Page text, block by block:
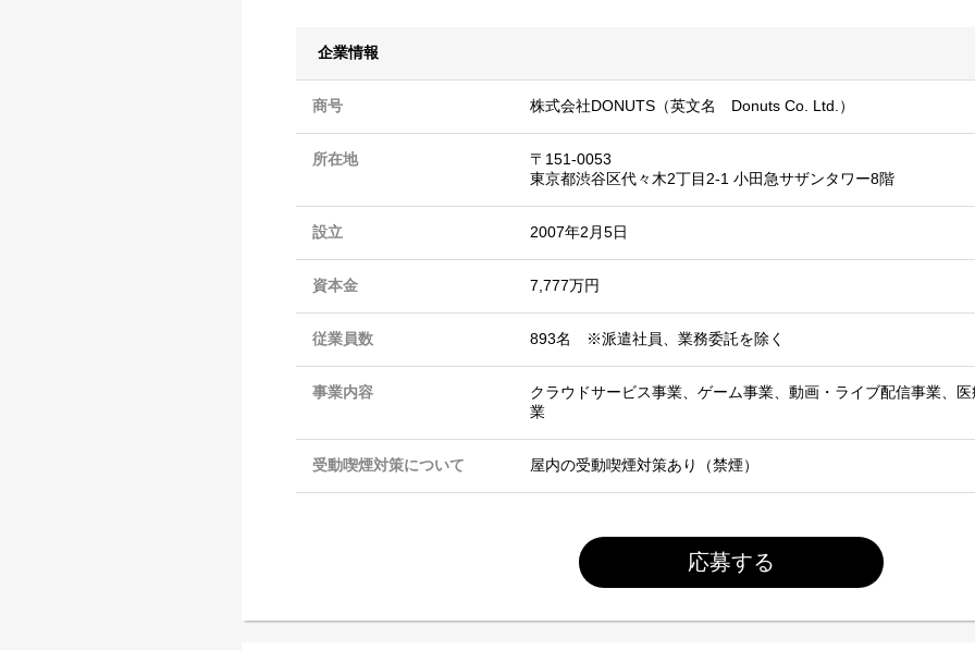
企業情報
商号 株式会社DONUTS（英文名 Donuts Co. Ltd.）
所在地
〒151-0053
東京都渋谷区代々木2丁目2-1 小田急サザンタワー8階
設立 2007年2月5日
資本金 7,777万円
従業員数 893名 ※派遣社員、業務委託を除く
事業内容
クラウドサービス事業、ゲーム事業、動画・ライブ配信事業、
業
受動喫煙対策について 屋内の受動喫煙対策あり（禁煙）
応募する